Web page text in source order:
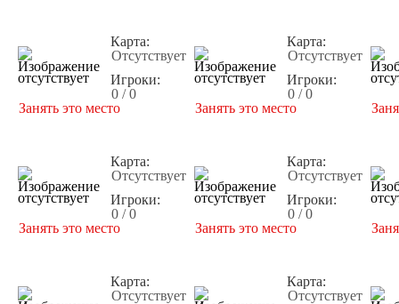
Карта:
Отсутствует
Игроки:
0 / 0
Занять это место
Карта:
Отсутствует
Игроки:
0 / 0
Занять это место
Карта:
Отсутствует
Игроки:
0 / 0
Занять это место
Карта:
Отсутствует
Игроки:
0 / 0
Занять это место
Карта:
Отсутствует
Карта:
Отсутствует